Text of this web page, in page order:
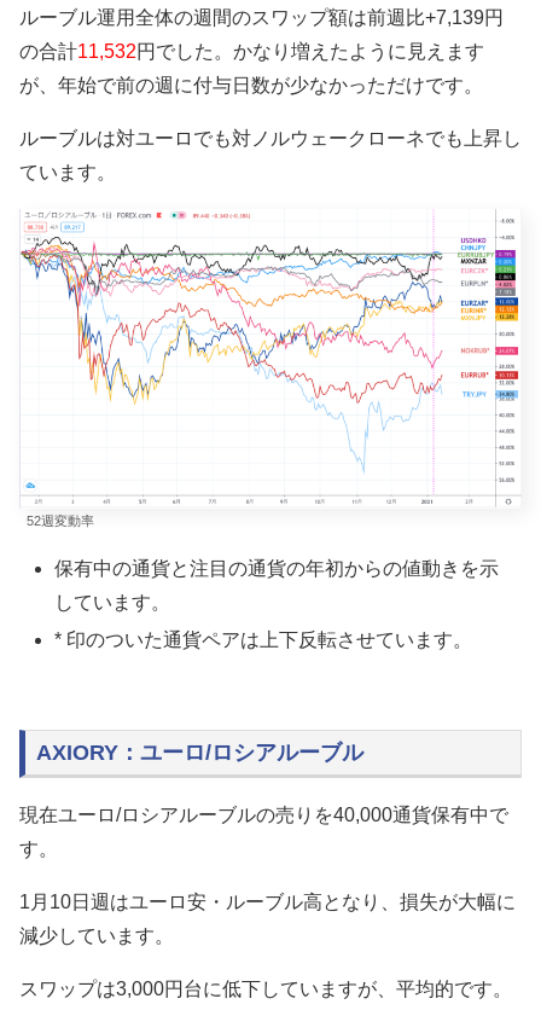
ルーブル運用全体の週間のスワップ額は前週比+7,139円
の合計11,532円でした。かなり増えたように見えます
が、年始で前の週に付与日数が少なかっただけです。
ルーブルは対ユーロでも対ノルウェークローネでも上昇し
ています。
52週変動率
保有中の通貨と注目の通貨の年初からの値動きを示
しています。
* 印のついた通貨ペアは上下反転させています。
AXIORY：ユーロ/ロシアルーブル
現在ユーロ/ロシアルーブルの売りを40,000通貨保有中で
す。
1月10日週はユーロ安・ルーブル高となり、損失が大幅に
減少しています。
スワップは3,000円台に低下していますが、平均的です。